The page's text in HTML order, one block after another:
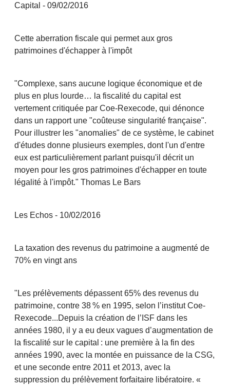
Capital - 09/02/2016
Cette aberration fiscale qui permet aux gros
patrimoines d'échapper à l'impôt
"Complexe, sans aucune logique économique et de
plus en plus lourde… la fiscalité du capital est
vertement critiquée par Coe-Rexecode, qui dénonce
dans un rapport une "coûteuse singularité française".
Pour illustrer les "anomalies" de ce système, le cabinet
d'études donne plusieurs exemples, dont l'un d'entre
eux est particulièrement parlant puisqu'il décrit un
moyen pour les gros patrimoines d'échapper en toute
légalité à l'impôt." Thomas Le Bars
Les Echos - 10/02/2016
La taxation des revenus du patrimoine a augmenté de
70% en vingt ans
"Les prélèvements dépassent 65% des revenus du
patrimoine, contre 38 % en 1995, selon l’institut Coe-
Rexecode...Depuis la création de l’ISF dans les
années 1980, il y a eu deux vagues d’augmentation de
la fiscalité sur le capital : une première à la fin des
années 1990, avec la montée en puissance de la CSG,
et une seconde entre 2011 et 2013, avec la
suppression du prélèvement forfaitaire libératoire. «